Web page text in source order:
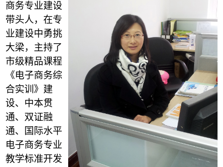
商务专业建设
带头人，在专
业建设中勇挑
大梁，主持了
市级精品课程
《电子商务综
合实训》建
设、中本贯
通、双证融
通、国际水平
电子商务专业
教学标准开发